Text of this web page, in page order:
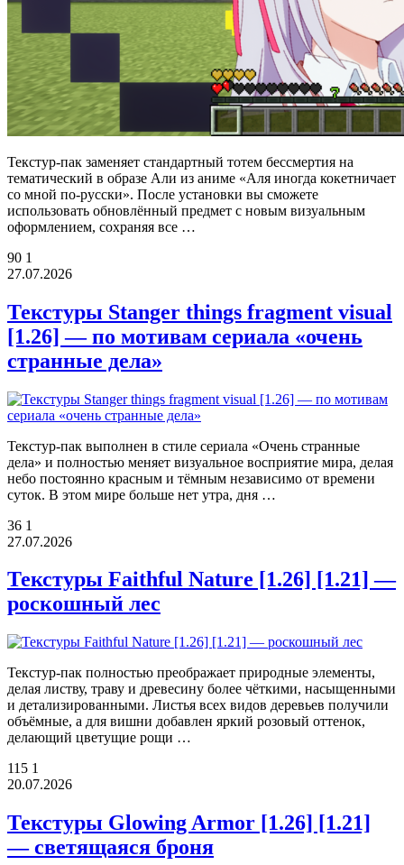
Текстур-пак заменяет стандартный тотем бессмертия на
тематический в образе Али из аниме «Аля иногда кокетничает
со мной по-русски». После установки вы сможете
использовать обновлённый предмет с новым визуальным
оформлением, сохраняя все …
90 1
27.07.2026
Текстуры Stanger things fragment visual
[1.26] — по мотивам сериала «очень
странные дела»
Текстур-пак выполнен в стиле сериала «Очень странные
дела» и полностью меняет визуальное восприятие мира, делая
небо постоянно красным и тёмным независимо от времени
суток. В этом мире больше нет утра, дня …
36 1
27.07.2026
Текстуры Faithful Nature [1.26] [1.21] —
роскошный лес
Текстур-пак полностью преображает природные элементы,
делая листву, траву и древесину более чёткими, насыщенными
и детализированными. Листья всех видов деревьев получили
объёмные, а для вишни добавлен яркий розовый оттенок,
делающий цветущие рощи …
115 1
20.07.2026
Текстуры Glowing Armor [1.26] [1.21]
— светящаяся броня